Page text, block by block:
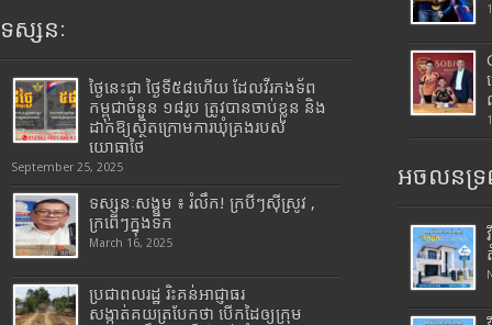
ទស្សនៈ
ថ្ងៃនេះជា ថ្ងៃទី៥៨ហើយ ដែលវីរកងទ័ព
កម្ពុជាចំនួន ១៨រូប ត្រូវបានចាប់ខ្លួន និង
ដាក់ឱ្យស្ថិតក្រោមការឃុំគ្រងរបស់
យោធាថៃ
September 25, 2025
ទស្សនៈសង្គម ៖ រំលឹក! ក្របីៗស៊ីស្រូវ ,
ក្រពើៗក្នុងទឹក
March 16, 2025
ប្រជាពលរដ្ឋ រិះគន់អាជ្ញាធរ
សង្កាត់គយត្របែកថា បើកដៃឲ្យក្រុម
អចលនទ្រ